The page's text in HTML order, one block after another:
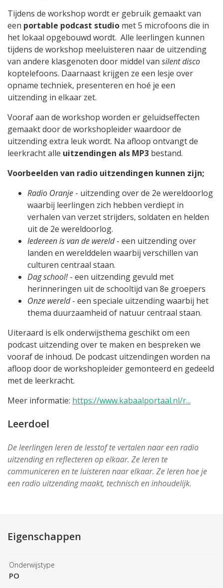
Tijdens de workshop wordt er gebruik gemaakt van
een portable podcast studio met 5 microfoons die in
het lokaal opgebouwd wordt. Alle leerlingen kunnen
tijdens de workshop meeluisteren naar de uitzending
van andere klasgenoten door middel van silent disco
koptelefoons. Daarnaast krijgen ze een lesje over
opname techniek, presenteren en hoé je een
uitzending in elkaar zet.
Vooraf aan de workshop worden er geluidseffecten
gemaakt door de workshopleider waardoor de
uitzending extra leuk wordt. Na afloop ontvangt de
leerkracht alle uitzendingen als MP3 bestand.
Voorbeelden van radio uitzendingen kunnen zijn;
Radio Oranje - uitzending over de 2e wereldoorlog
waarbij leerlingen zich hebben verdiept in
verhalen van verzet strijders, soldaten en helden
uit de 2e wereldoorlog.
Iedereen is van de wereld- een uitzending over
landen en werelddelen waarbij verschillen van
culturen centraal staan.
Dag school!- een uitzending gevuld met
herinneringen uit de schooltijd van 8e groepers
Onze wereld- een speciale uitzending waarbij het
thema duurzaamheid of natuur centraal staan.
Uiteraard is elk onderwijsthema geschikt om een
podcast uitzending over te maken en bespreken we
vooraf de inhoud. De podcast uitzendingen worden na
afloop door de workshopleider gemonteerd en gedeeld
met de leerkracht.
Meer informatie: https://www.kabaalportaal.nl/r...
Leerdoel
De leerlingen leren de lesstof te vertalen naar een radio
uitzending en reflecteren op elkaar. Ze leren te
communiceren en te luisteren naar elkaar. Ze leren hoe je
een radio uitzending maakt, technisch en inhoudelijk.
Eigenschappen
Onderwijstype
PO